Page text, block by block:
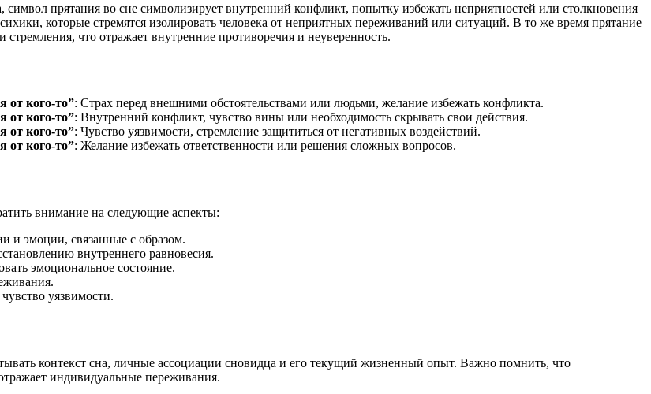
прятания во сне символизирует внутренний конфликт, попытку избежать неприятностей или столкновения
которые стремятся изолировать человека от неприятных переживаний или ситуаций. В то же время прятание
что отражает внутренние противоречия и неуверенность.
от кого-то”: Страх перед внешними обстоятельствами или людьми, желание избежать конфликта.
от кого-то”: Внутренний конфликт, чувство вины или необходимость скрывать свои действия.
от кого-то”: Чувство уязвимости, стремление защититься от негативных воздействий.
от кого-то”: Желание избежать ответственности или решения сложных вопросов.
внимание на следующие аспекты:
и эмоции, связанные с образом.
внутреннего равновесия.
эмоциональное состояние.
уязвимости.
контекст сна, личные ассоциации сновидца и его текущий жизненный опыт. Важно помнить, что
индивидуальные переживания.